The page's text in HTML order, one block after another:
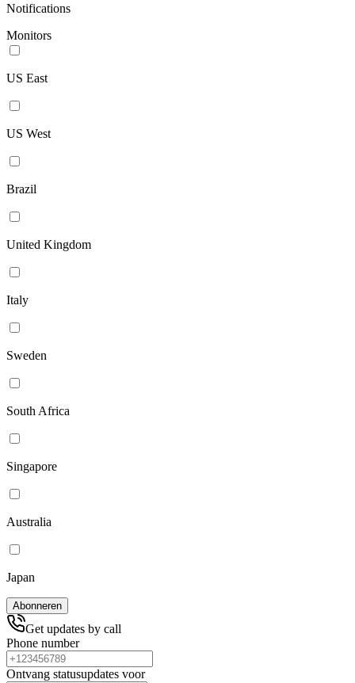
Notifications
Monitors
US East
US West
Brazil
United Kingdom
Italy
Sweden
South Africa
Singapore
Australia
Japan
Get updates by call
Phone number
Ontvang statusupdates voor